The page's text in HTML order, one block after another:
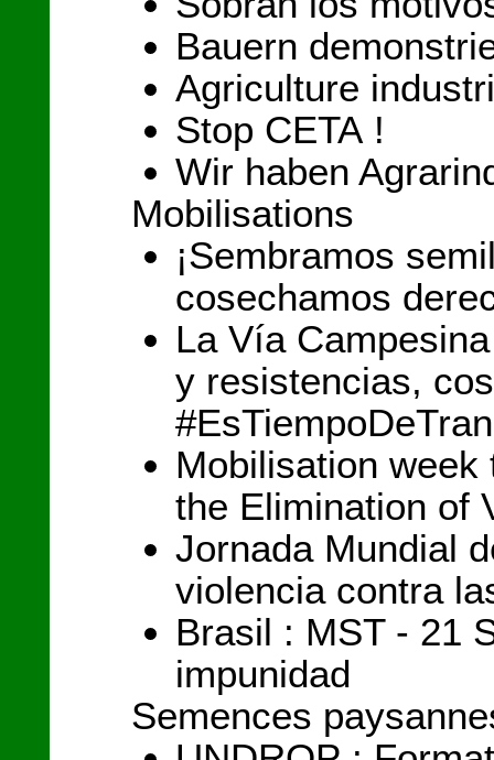
Bauern
Agriculture
Stop CETA !
Wir haben
Mobilisations
¡Sembramos
cosechamos
La Vía
y resistencias,
Mobilisation
the Elimination of
Jornada Mundial
violencia contra
Brasil : MST - 21
impunidad
Semences